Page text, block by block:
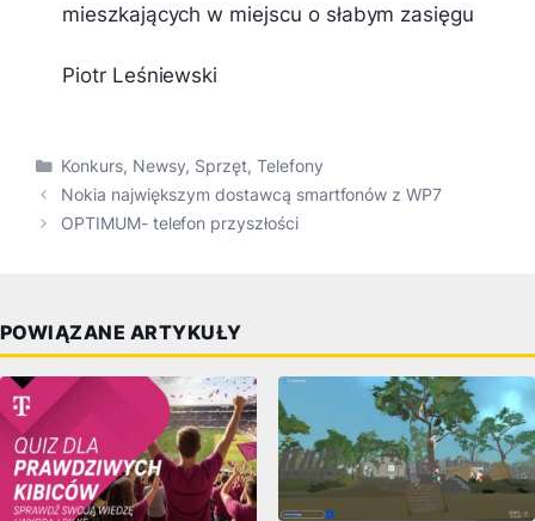
mieszkających w miejscu o słabym zasięgu
Piotr Leśniewski
Kategorie
Konkurs, Newsy, Sprzęt, Telefony
Nokia największym dostawcą smartfonów z WP7
OPTIMUM- telefon przyszłości
POWIĄZANE ARTYKUŁY